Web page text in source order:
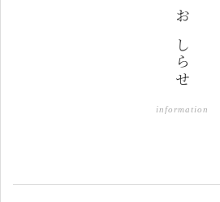
おしらせ
information